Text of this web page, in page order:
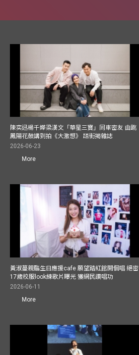
陳奕迅楊千嬅梁漢文「華星三寶」同車密友 由跳
鳳陽花鼓講到拍《大激想》 踎街揭雜誌
2026-06-23
More
黃淑蔓親臨生日應援cafe 願望踏紅館開個唱 絕密
17歲校服look練歌片曝光 獲網民讚唱功
2026-06-11
More